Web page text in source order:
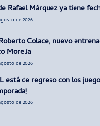
Rafael Márquez ya tiene
de 2026
Colace, nuevo
Morelia
de 2026
está de regreso con los
de 2026